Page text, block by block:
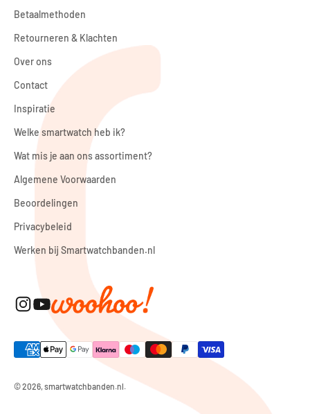
Betaalmethoden
Retourneren & Klachten
Over ons
Contact
Inspiratie
Welke smartwatch heb ik?
Wat mis je aan ons assortiment?
Algemene Voorwaarden
Beoordelingen
Privacybeleid
Werken bij Smartwatchbanden.nl
© 2026, smartwatchbanden.nl.